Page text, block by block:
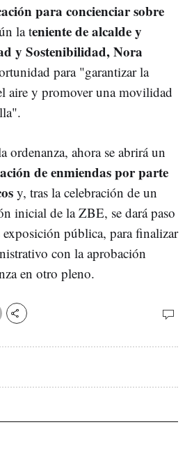
para concienciar sobre
la teniente de alcalde y
y Sostenibilidad, Nora
para "garantizar la
aire y promover una movilidad
ordenanza, ahora se abrirá un
de enmiendas por parte
y, tras la celebración de un
inicial de la ZBE, se dará paso
pública, para finalizar
con la aprobación
en otro pleno.